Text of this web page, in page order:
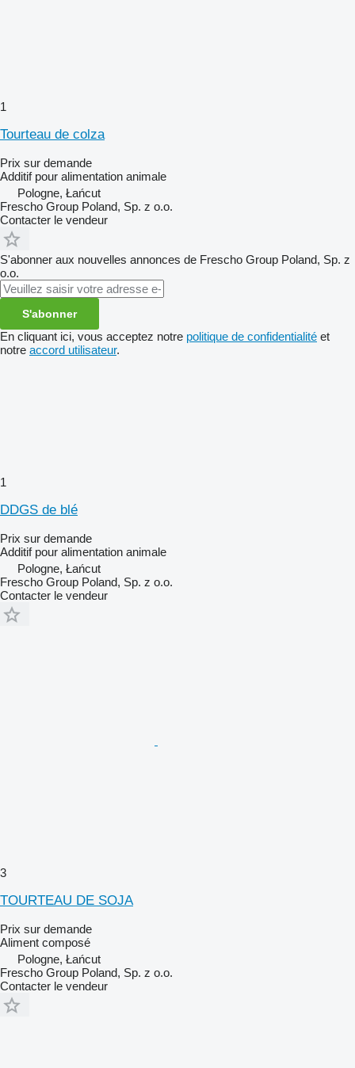
1
Tourteau de colza
Prix sur demande
Additif pour alimentation animale
Pologne, Łańcut
Frescho Group Poland, Sp. z o.o.
Contacter le vendeur
S'abonner aux nouvelles annonces de Frescho Group Poland, Sp. z
o.o.
S'abonner
En cliquant ici, vous acceptez notre politique de confidentialité et
notre accord utilisateur.
1
DDGS de blé
Prix sur demande
Additif pour alimentation animale
Pologne, Łańcut
Frescho Group Poland, Sp. z o.o.
Contacter le vendeur
3
TOURTEAU DE SOJA
Prix sur demande
Aliment composé
Pologne, Łańcut
Frescho Group Poland, Sp. z o.o.
Contacter le vendeur